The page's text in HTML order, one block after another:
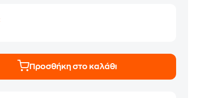
Προσθήκη στο καλάθι